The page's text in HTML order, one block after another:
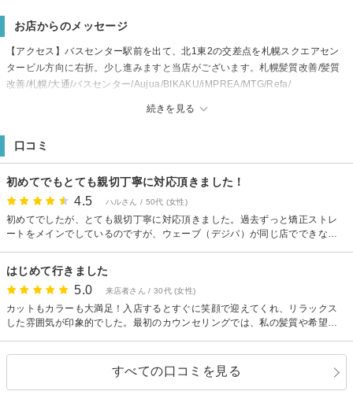
お店からのメッセージ
続きを見る
【アクセス】バスセンター駅前を出て、北1東2の交差点を札幌スクエアセン
タービル方向に右折。少し進みますと当店がございます。札幌髪質改善/髪質
改善/札幌/大通/バスセンター/Aujua/BIKAKU/iMPREA/MTG/Refa/
【備考】札幌髪質改善/髪質改善/札幌/大通/バスセンタ
ー/Aujua/BIKAKU/iMPREA/MTG/Refa/
口コミ
初めてでもとても親切丁寧に対応頂きました！
4.5 ハルさん / 50代 (女性)
初めてでしたが、とても親切丁寧に対応頂きました。過去ずっと矯正ストレ
ートをメインでしているのですが、ウェーブ（デジパ）が同じ店でできな
す。押し付け感なく話してくれる所も気に入ってます。
はじめて行きました
5.0 来店者さん / 30代 (女性)
カットもカラーも大満足！入店するとすぐに笑顔で迎えてくれ、リラックス
した雰囲気が印象的でした。最初のカウンセリングでは、私の髪質や希望ス
げてくれました。終始安心してお任せできるので、また行きたいと思いま
す！おしゃれを楽しみたい方におすすめです！
すべての口コミを見る